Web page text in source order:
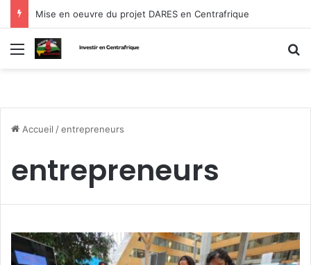
Mise en oeuvre du projet DARES en Centrafrique
Menu
Accueil /entrepreneurs
entrepreneurs